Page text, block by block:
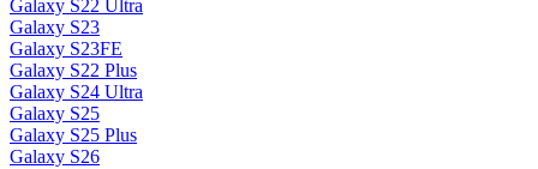
Galaxy S22 Ultra
Galaxy S23
Galaxy S23FE
Galaxy S22 Plus
Galaxy S24 Ultra
Galaxy S25
Galaxy S25 Plus
Galaxy S26